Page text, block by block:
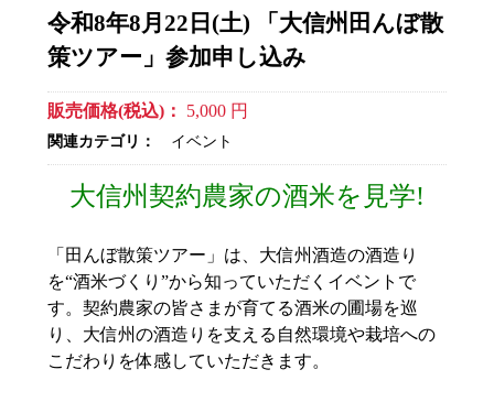
令和8年8月22日(土) 「大信州田んぼ散
策ツアー」参加申し込み
販売価格(税込)： 5,000円
関連カテゴリ： イベント
大信州契約農家の酒米を見学!
「田んぼ散策ツアー」は、大信州酒造の酒造り
を“酒米づくり”から知っていただくイベントで
す。契約農家の皆さまが育てる酒米の圃場を巡
り、大信州の酒造りを支える自然環境や栽培への
こだわりを体感していただきます。